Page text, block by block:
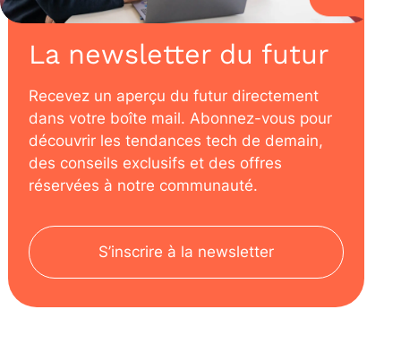
La newsletter du futur
Recevez un aperçu du futur directement
dans votre boîte mail. Abonnez-vous pour
découvrir les tendances tech de demain,
des conseils exclusifs et des offres
réservées à notre communauté.
S’inscrire à la newsletter